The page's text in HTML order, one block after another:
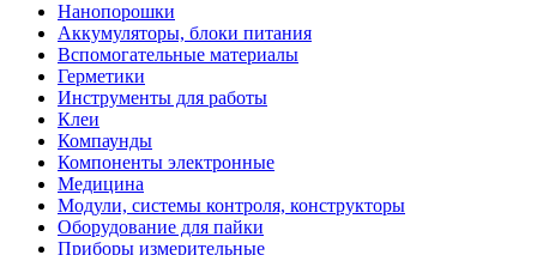
Нанопорошки
Аккумуляторы, блоки питания
Вспомогательные материалы
Герметики
Инструменты для работы
Клеи
Компаунды
Компоненты электронные
Медицина
Модули, системы контроля, конструкторы
Оборудование для пайки
Приборы измерительные